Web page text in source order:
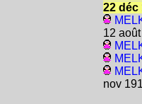
22 déc
12
nov